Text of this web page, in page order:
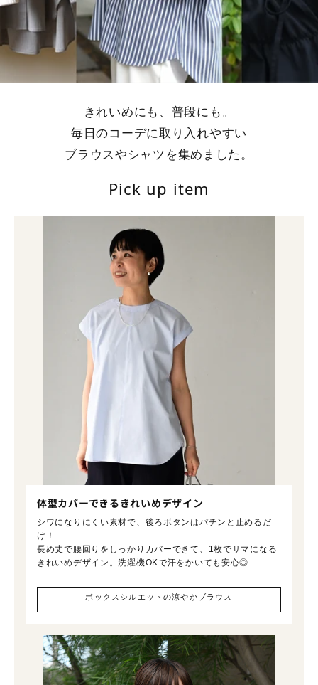
きれいめにも、普段にも。
毎日のコーデに取り入れやすい
ブラウスやシャツを集めました。
Pick up item
体型カバーできるきれいめデザイン
シワになりにくい素材で、後ろボタンはパチンと止めるだ
け！
長め丈で腰回りをしっかりカバーできて、1枚でサマになる
きれいめデザイン。洗濯機OKで汗をかいても安心◎
ボックスシルエットの涼やかブラウス